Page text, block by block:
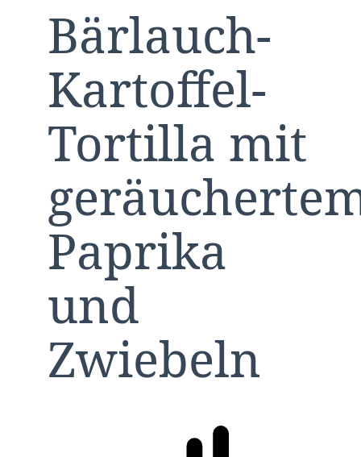
Bärlauch-
Kartoffel-
Tortilla mit
Paprika
und
Zwiebeln